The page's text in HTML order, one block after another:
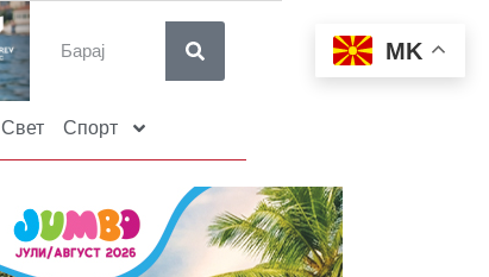
Свет Спорт
MK